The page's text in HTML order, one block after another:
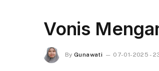
Vonis
By Gunawati 07-01-2025 -